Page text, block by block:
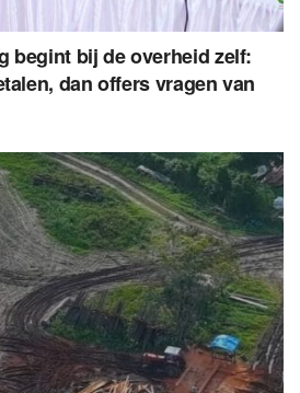
begint bij de overheid zelf:
dan offers vragen van